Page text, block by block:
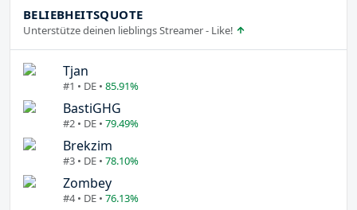
BELIEBHEITSQUOTE
Unterstütze deinen lieblings Streamer - Like!
Tjan
#1 • DE • 85.91%
BastiGHG
#2 • DE • 79.49%
Brekzim
#3 • DE • 78.10%
Zombey
#4 • DE • 76.13%